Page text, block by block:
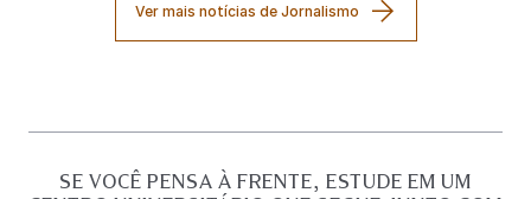
Ver mais notícias de Jornalismo
SE VOCÊ PENSA À FRENTE, ESTUDE EM UM